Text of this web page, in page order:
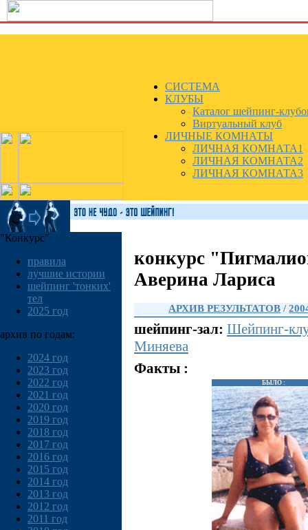
СИСТЕМА
КЛУБЫ
Каталог шейпинг-
Виртуальный клуб
ЛИЧНЫЕ КОМНАТЫ
ЛИЧНАЯ КОМНАТА1
ЛИЧНАЯ КОМНАТА2
ЛИЧНАЯ КОМНАТА3
"Конкурс"
правила
лучшие истории
шейпинг 'тонких'
тел
2025 год
архив по годам:
2024 год
2023 год
2022 год
2021 год
2020 год
2019 год
2018 год
2017 год
2016 год
2015 год
2014 год
2013 год
2012 год
2011 год
конкурс
Аверина Лариса
АРХИВ РЕЗУЛЬТАТОВ /
шейпинг-зал: Шейпинг-
Миняева
Факты :
БЫЛО :